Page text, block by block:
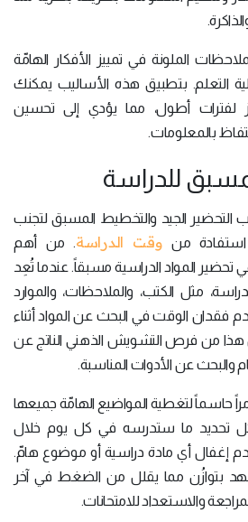
الملونة في تمييز الأفكار الهامّة
التعلم. بتطبيق هذه الأساليب يمكنك
لفترات أطول، مما يؤدي إلى تحسين
بالمعلومات.
التحضير الجيد والتخطيط المسبق لتجنب
من وقت الدراسة. من أهم
المواد الدراسية مسبقاً. عندما تُعِد
مثل الكتب، والملاحظات، والموارد
فقدان الوقت في البحث عن المواد أثناء
هذا من فرص التشويش الذهني الناتج عن
والبحث عن الأدوات المناسبة.
حاسماً لتغطية المواضيع الهامّة جميعها
تحديد ما ستدرسه في كل يوم خلال
إغفال أي مادة دراسية أو موضوع هامّ.
بتوازُن مما يقلل من الضغط في آخر
والاستعداد للامتحانات.